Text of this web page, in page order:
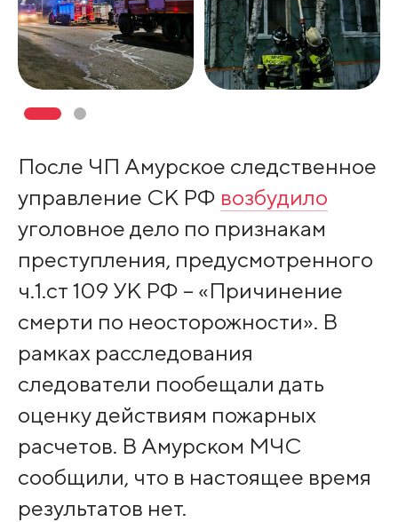
После ЧП Амурское следственное
управление СК РФ возбудило
уголовное дело по признакам
преступления, предусмотренного
ч.1.ст 109 УК РФ – «Причинение
смерти по неосторожности». В
рамках расследования
следователи пообещали дать
оценку действиям пожарных
расчетов. В Амурском МЧС
сообщили, что в настоящее время
результатов нет.